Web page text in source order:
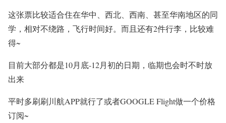
这张票比较适合住在华中、西北、西南、甚至华南地区的同
学，相对不绕路，飞行时间好。而且还有2件行李，比较难
得~
目前大部分都是10月底-12月初的日期，临期也会时不时放
出来
平时多刷刷川航APP就行了或者GOOGLE Flight做一个价格
订阅~